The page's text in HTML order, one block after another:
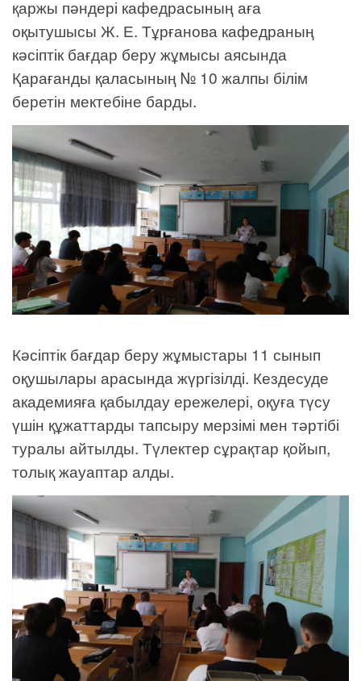
қаржы пәндері кафедрасының аға
оқытушысы Ж. Е. Тұрғанова кафедраның
кәсіптік бағдар беру жұмысы аясында
Қарағанды қаласының № 10 жалпы білім
беретін мектебіне барды.
Кәсіптік бағдар беру жұмыстары 11 сынып
оқушылары арасында жүргізілді. Кездесуде
академияға қабылдау ережелері, оқуға түсу
үшін құжаттарды тапсыру мерзімі мен тәртібі
туралы айтылды. Түлектер сұрақтар қойып,
толық жауаптар алды.